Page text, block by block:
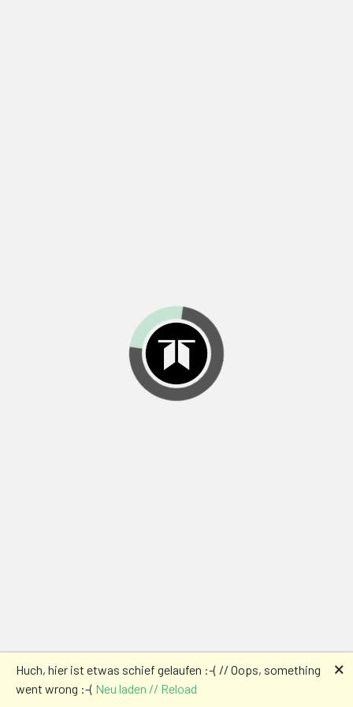
Huch, hier ist etwas schief gelaufen :-( // Oops, something
went wrong :-( Neu laden // Reload
🗙